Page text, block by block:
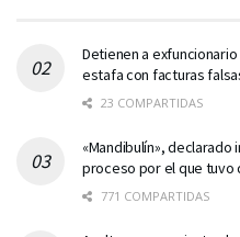
Detienen a exfuncionario
estafa con facturas
23 COMPARTIDAS
«Mandibulín»,
proceso por el que tuvo
771 COMPARTIDAS